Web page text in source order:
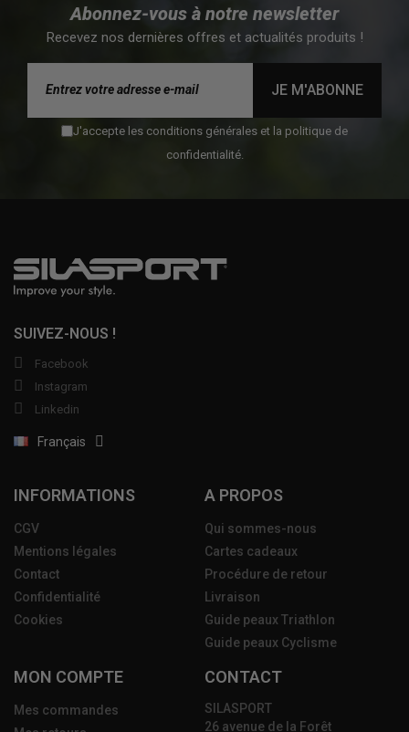
Abonnez-vous à notre newsletter
Recevez nos dernières offres et actualités produits !
JE M'ABONNE
J'accepte les conditions générales et la politique de
confidentialité.
SUIVEZ-NOUS !
Facebook
Instagram
Linkedin
Français
INFORMATIONS
CGV
Mentions légales
Contact
Confidentialité
Cookies
A PROPOS
Qui sommes-nous
Cartes cadeaux
Procédure de retour
Livraison
Guide peaux Triathlon
Guide peaux Cyclisme
MON COMPTE
Mes commandes
CONTACT
SILASPORT
26 avenue de la Forêt